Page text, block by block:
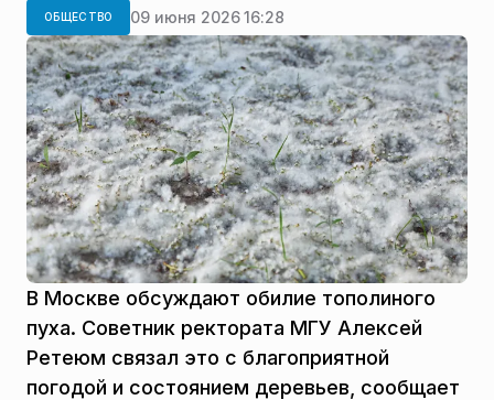
ОБЩЕСТВО 09 июня 2026 16:28
В Москве обсуждают обилие тополиного
пуха. Советник ректората МГУ Алексей
Ретеюм связал это с благоприятной
погодой и состоянием деревьев, сообщает